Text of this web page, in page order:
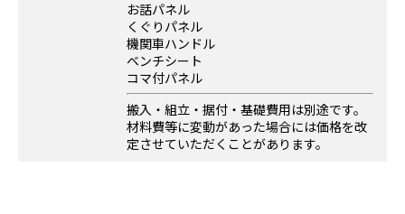
お話パネル
くぐりパネル
機関車ハンドル
ベンチシート
コマ付パネル
搬入・組立・据付・基礎費用は別途です。
材料費等に変動があった場合には価格を改
定させていただくことがあります。